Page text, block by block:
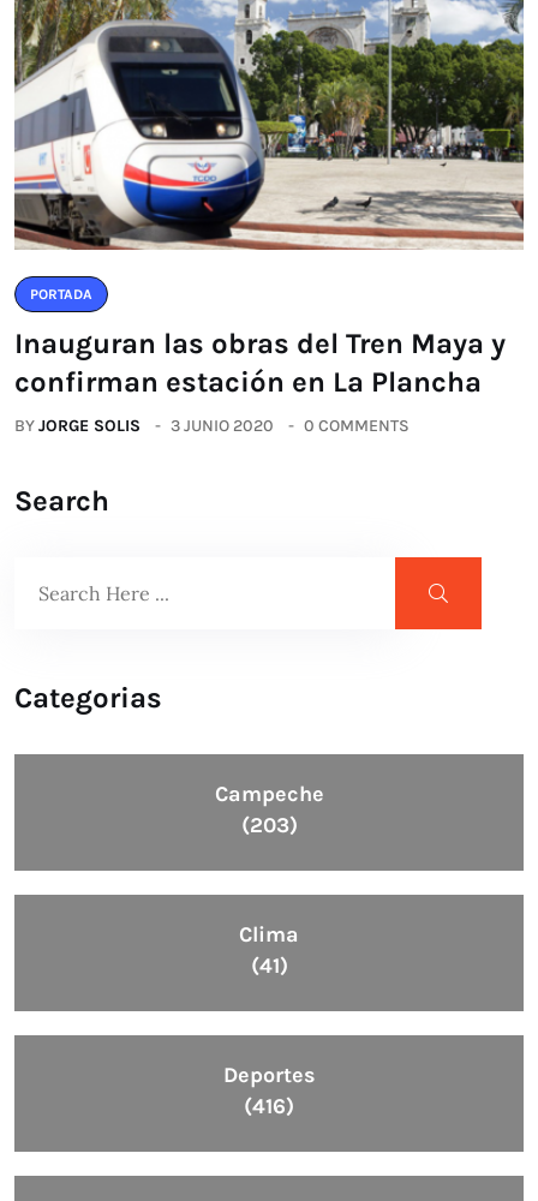
PORTADA
Inauguran las obras del Tren Maya y
confirman estación en La Plancha
BYJORGE SOLIS 3 JUNIO 2020 0 COMMENTS
Search
Categorias
Campeche
(203)
Clima
(41)
Deportes
(416)